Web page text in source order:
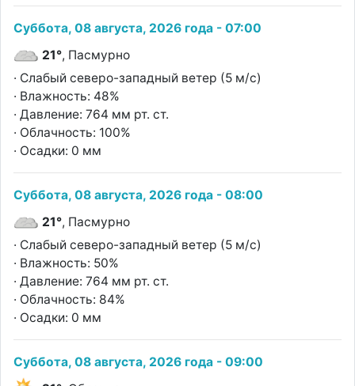
Суббота, 08 августа, 2026 года - 07:00
21°, Пасмурно
· Слабый северо-западный ветер (5 м/с)
· Влажность: 48%
· Давление: 764 мм рт. ст.
· Облачность: 100%
· Осадки: 0 мм
Суббота, 08 августа, 2026 года - 08:00
21°, Пасмурно
· Слабый северо-западный ветер (5 м/с)
· Влажность: 50%
· Давление: 764 мм рт. ст.
· Облачность: 84%
· Осадки: 0 мм
Суббота, 08 августа, 2026 года - 09:00